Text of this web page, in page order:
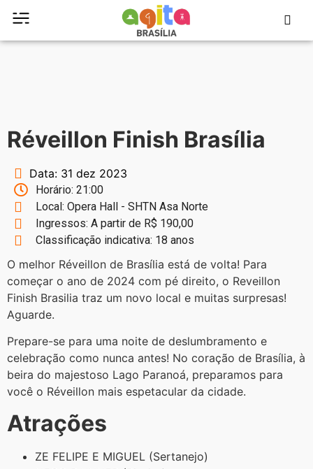
Réveillon Finish Brasília
Data: 31 dez 2023
Horário: 21:00
Local: Opera Hall - SHTN Asa Norte
Ingressos: A partir de R$ 190,00
Classificação indicativa: 18 anos
O melhor Réveillon de Brasília está de volta! Para
começar o ano de 2024 com pé direito, o Reveillon
Finish Brasilia traz um novo local e muitas surpresas!
Aguarde.
Prepare-se para uma noite de deslumbramento e
celebração como nunca antes! No coração de Brasília, à
beira do majestoso Lago Paranoá, preparamos para
você o Réveillon mais espetacular da cidade.
Atrações
ZE FELIPE E MIGUEL (Sertanejo)